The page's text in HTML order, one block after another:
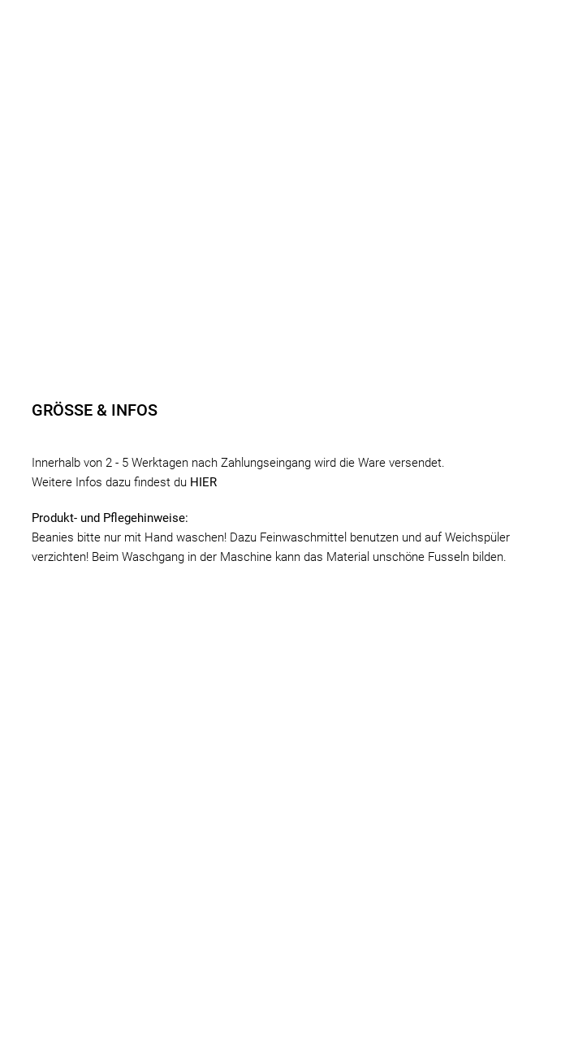
GRÖSSE & INFOS
Innerhalb von 2 - 5 Werktagen nach Zahlungseingang wird die Ware versendet.
Weitere Infos dazu findest du HIER
Produkt- und Pflegehinweise:
Beanies bitte nur mit Hand waschen! Dazu Feinwaschmittel benutzen und auf Weichspüler
verzichten! Beim Waschgang in der Maschine kann das Material unschöne Fusseln bilden.